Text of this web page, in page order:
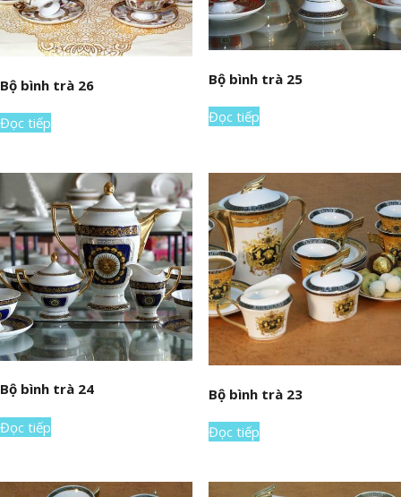
Bộ bình trà 26
Đọc tiếp
Bộ bình trà 25
Đọc tiếp
Bộ bình trà 24
Đọc tiếp
Bộ bình trà 23
Đọc tiếp